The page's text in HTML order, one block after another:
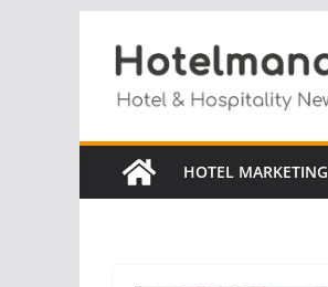
contenuto
HOTEL MARKETING